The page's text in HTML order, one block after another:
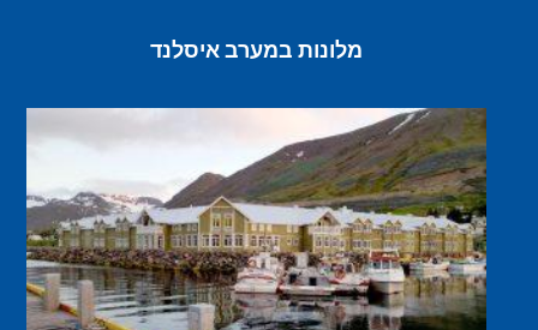
מלונות במערב איסלנד